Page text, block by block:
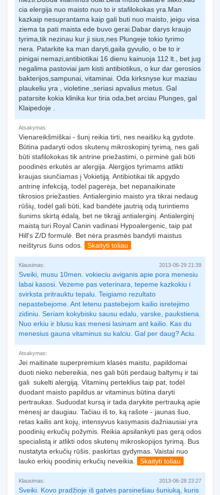
cia elergija nuo maisto nuo to ir stafilokokas yra.Man
kazkaip nesuprantama kaip gali buti nuo maisto, jeigu visa
ziema ta pati maista ede buvo gerai.Dabar darys kraujo
tyrima,tik nezinau kur ji sius,nes Plungeje tokio tyrimo
nera. Patarkite ka man daryti,gaila gyvulio, o be to ir
pinigai nemazi,antibiotikai 16 dienu kainuoja 112 lt., bet jug
negalima pastoviai jam kisti antibiotikus, o kur dar gerosios
bakterijos,sampunai, vitaminai. Oda kirksnyse kur maziau
plaukeliu yra , violetine.,seriasi apvalius metus. Gal
patarsite kokia klinika kur tiria oda,bet arciau Plunges, gal
Klaipedoje .
Atsakymas:
Vienareikšmiškai - šunį reikia tirti, nes neaišku ką gydote.
Būtina padaryti odos skutenų mikroskopinį tyrimą, nes gali
būti stafilokokas tik antrine priežastimi, o pirminė gali būti
poodinės erkutės ar alergija. Alergijos tyrimams atlikti
kraujas siunčiamas į Vokietiją. Antibiotikai tik apgydo
antrinę infekciją, todėl pagerėja, bet nepanaikinate
tikrosios priežasties. Antialerginio maisto yra tikrai nedaug
rūšių, todėl gali būti, kad bandėte jautrią odą turintiems
šunims skirtą ėdalą, bet ne tikrąjį antialerginį. Antialerginį
maistą turi Royal Canin vadinasi Hypoalergenic, taip pat
Hill's Z/D formulė. Bet nėra prasmės bandyti maistus
neištyrus šuns odos.
Skaityti toliau
Klausimas: 2013-06-29 21:39
Sveiki, musu 10men. vokieciu aviganis apie pora menesiu
labai kasosi. Vezeme pas veterinara, tepeme kazkokiu i
svirksta pritrauktu tepalu. Teigiamo rezultato
nepastebejome. Ant letenu pastebejom kailio isretejimo
zidiniu. Seriam kokybisku sausu edalu, varske, paukstiena.
Nuo erkiu ir blusu kas menesi lasinam ant kailio. Kas du
menesius gauna vitaminus su kalciu. Gal per daug? Aciu.
Atsakymas:
Jei maitinate superpremium klasės maistu, papildomai
duoti nieko nebereikia, nes gali būti perdaug baltymų ir tai
gali sukelti alergiją. Vitaminų perteklius taip pat, todėl
duodant maisto papildus ar vitaminus būtina daryti
pertraukas. Suduodat kursą ir tada darykite pertrauką apie
mėnesį ar daugiau. Tačiau iš to, ką rašote - jaunas šuo,
retas kailis ant kojų, intensyvus kasymasis dažniausiai yra
poodinių erkučių požymis. Reikia apsilankyti pas gerą odos
specialistą ir atlikti odos skutenų mikroskopijos tyrimą. Bus
nustatyta erkučių rūšis, paskirtas gydymas. Vaistai nuo
lauko erkių poodinių erkučių neveikia.
Skaityti toliau
Klausimas: 2013-06-28 23:27
Sveiki. Kovo pradžioje iš gatvės parsinešiau šuniuką, kuris